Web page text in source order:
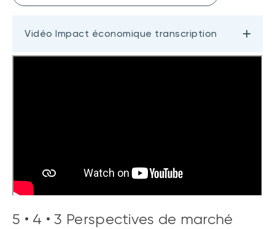
Vidéo Impact économique transcription
5 • 4 • 3 Perspectives de marché